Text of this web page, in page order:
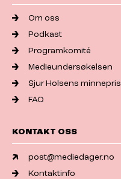
Om oss
Podkast
Programkomité
Medieundersøkelsen
Sjur Holsens minnepris
FAQ
KONTAKT OSS
post@mediedager.no
Kontaktinfo